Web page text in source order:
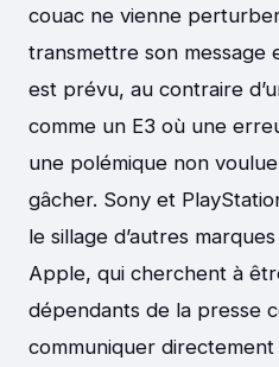
couac ne vienne
transmettre son message
est prévu, au contraire
comme un E3 où une
une polémique non
gâcher. Sony et
le sillage d’autres
Apple, qui cherchent à
dépendants de la presse
communiquer